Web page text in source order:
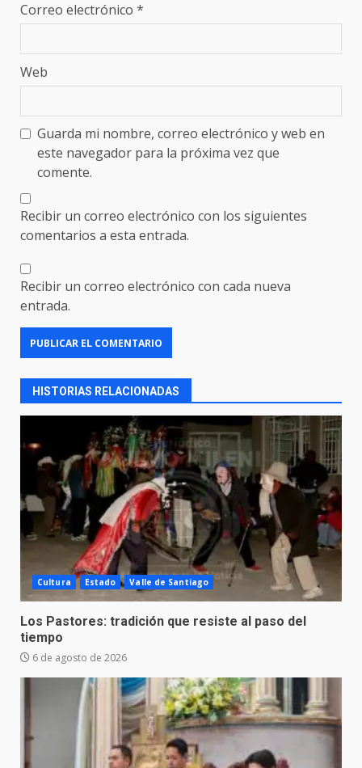
Correo electrónico *
Web
Guarda mi nombre, correo electrónico y web en
este navegador para la próxima vez que
comente.
Recibir un correo electrónico con los siguientes
comentarios a esta entrada.
Recibir un correo electrónico con cada nueva
entrada.
HISTORIAS RELACIONADAS
Cultura Estado Valle de Santiago
Los Pastores: tradición que resiste al paso del
tiempo
6 de agosto de 2026